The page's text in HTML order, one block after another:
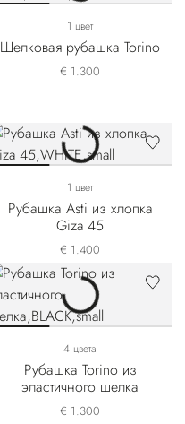
1 цвет
Шелковая рубашка Torino
€ 1.300
1 цвет
Рубашка Asti из хлопка
Giza 45
€ 1.400
4 цвета
Рубашка Torino из
эластичного шелка
€ 1.300